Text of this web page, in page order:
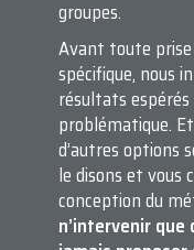
groupes.
Avant toute prise
spécifique, nous
résultats
problématique.
d’autres options
le disons et vous
conception du
n’intervenir que